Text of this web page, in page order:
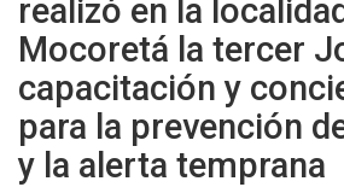
realizó en la
Mocoretá la tercer
capacitación y
para la prevención
y la alerta temprana